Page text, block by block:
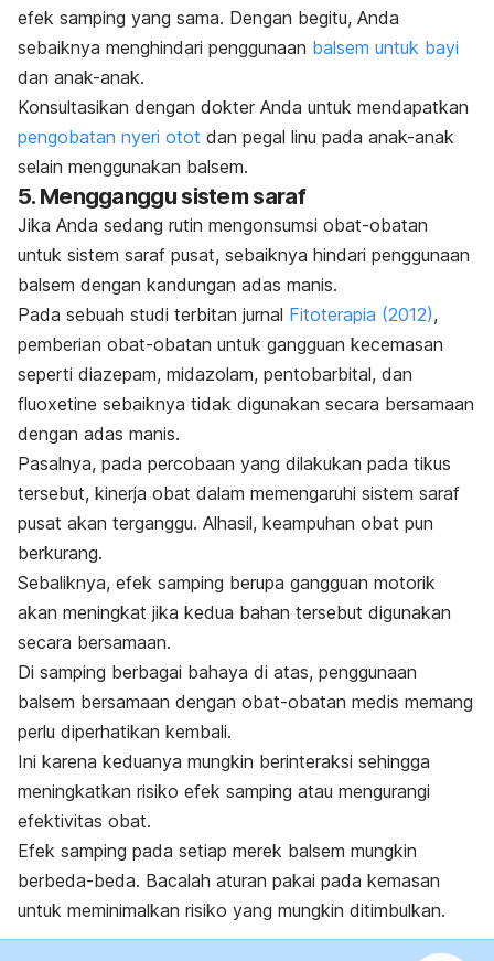
efek samping yang sama. Dengan begitu, Anda
sebaiknya menghindari penggunaan balsem untuk bayi
dan anak-anak.
Konsultasikan dengan dokter Anda untuk mendapatkan
pengobatan nyeri otot dan pegal linu pada anak-anak
selain menggunakan balsem.
5. Mengganggu sistem saraf
Jika Anda sedang rutin mengonsumsi obat-obatan
untuk sistem saraf pusat, sebaiknya hindari penggunaan
balsem dengan kandungan adas manis.
Pada sebuah studi terbitan jurnal Fitoterapia (2012),
pemberian obat-obatan untuk gangguan kecemasan
seperti diazepam, midazolam, pentobarbital, dan
fluoxetine sebaiknya tidak digunakan secara bersamaan
dengan adas manis.
Pasalnya, pada percobaan yang dilakukan pada tikus
tersebut, kinerja obat dalam memengaruhi sistem saraf
pusat akan terganggu. Alhasil, keampuhan obat pun
berkurang.
Sebaliknya, efek samping berupa gangguan motorik
akan meningkat jika kedua bahan tersebut digunakan
secara bersamaan.
Di samping berbagai bahaya di atas, penggunaan
balsem bersamaan dengan obat-obatan medis memang
perlu diperhatikan kembali.
Ini karena keduanya mungkin berinteraksi sehingga
meningkatkan risiko efek samping atau mengurangi
efektivitas obat.
Efek samping pada setiap merek balsem mungkin
berbeda-beda. Bacalah aturan pakai pada kemasan
untuk meminimalkan risiko yang mungkin ditimbulkan.